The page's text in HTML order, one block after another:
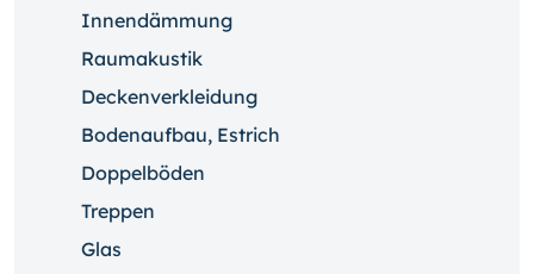
Innendämmung
Raumakustik
Deckenverkleidung
Bodenaufbau, Estrich
Doppelböden
Treppen
Glas